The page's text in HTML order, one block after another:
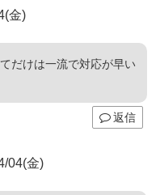
金)
だけは一流で対応が早い
返信
04(金)